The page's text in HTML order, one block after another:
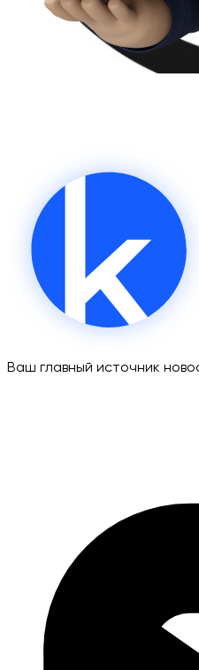
Ваш главный источник